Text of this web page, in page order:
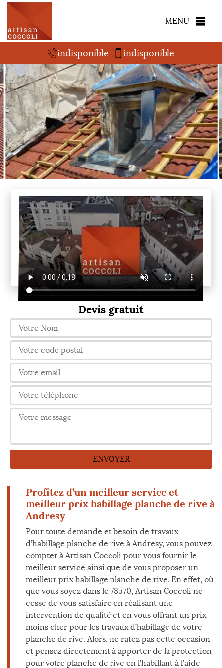
MENU
indisponible indisponible
Devis gratuit
Profitez d’un meilleur service et
meilleur prix habillage planche de rive à
Andresy
Pour toute demande et besoin de travaux
d’habillage planche de rive à Andresy, vous pouvez
compter à Artisan Coccoli pour vous fournir le
meilleur service ainsi que de vous proposer un
meilleur prix habillage planche de rive. En effet, où
que vous soyez dans le 78570, Artisan Coccoli ne
cesse de vous satisfaire en réalisant une
intervention de qualité et en vous offrant un prix
moins cher pour les travaux d’habillage de votre
planche de rive. Alors, ne ratez pas cette occasion
et pensez directement à apporter de la protection
pour votre planche de rive en l’habillant à l’aide